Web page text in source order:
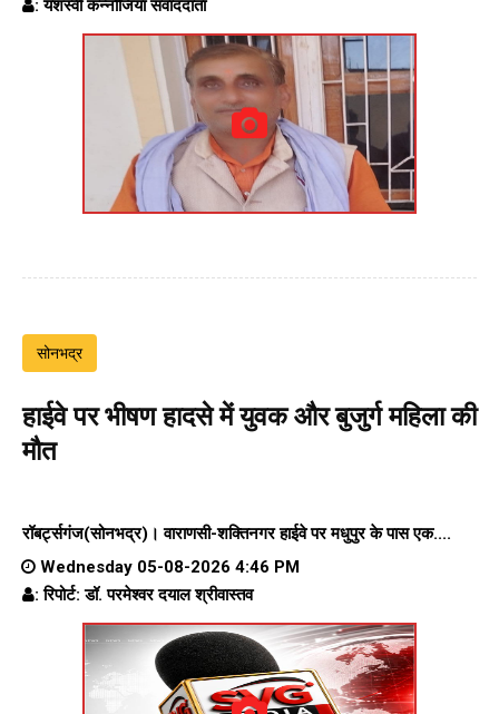
: यशस्वी कन्नौजिया संवाददाता
सोनभद्र
हाईवे पर भीषण हादसे में युवक और बुजुर्ग महिला की
मौत
रॉबर्ट्सगंज(सोनभद्र)। वाराणसी-शक्तिनगर हाईवे परमधुपुर के पास एक....
Wednesday 05-08-2026 4:46 PM
: रिपोर्ट: डॉ. परमेश्वर दयाल श्रीवास्तव